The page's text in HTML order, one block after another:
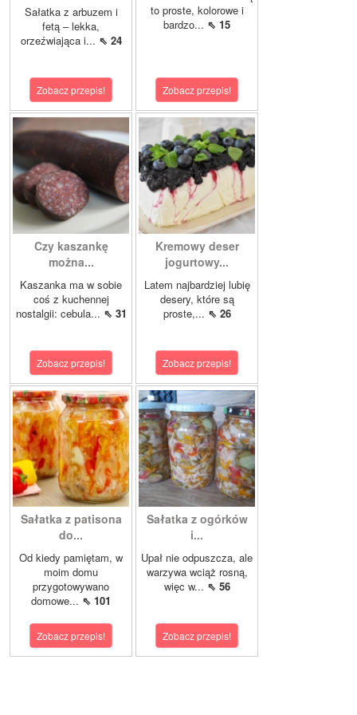
Sałatka z arbuzem i
fetą – lekka,
orzeźwiająca i... ⇖ 24
Zobacz przepis!
to proste, kolorowe i
bardzo... ⇖ 15
Zobacz przepis!
Czy kaszankę
można...
Kaszanka ma w sobie
coś z kuchennej
nostalgii: cebula... ⇖ 31
Zobacz przepis!
Kremowy deser
jogurtowy...
Latem najbardziej lubię
desery, które są
proste,... ⇖ 26
Zobacz przepis!
Sałatka z patisona
do...
Od kiedy pamiętam, w
moim domu
przygotowywano
domowe... ⇖ 101
Zobacz przepis!
Sałatka z ogórków
i...
Upał nie odpuszcza, ale
warzywa wciąż rosną,
więc w... ⇖ 56
Zobacz przepis!